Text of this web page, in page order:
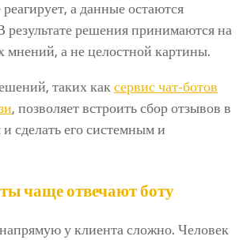
а данные остаются
результате решения принимаются на
мнений, а не целостной картины.
таких каксервис чат-ботов
, позволяет встроить сбор отзывов в
сделать его системным и
чаще отвечают боту
у клиента сложно. Человек